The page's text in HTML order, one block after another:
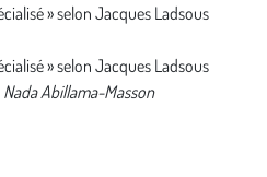
» selon Jacques Ladsous
» selon Jacques Ladsous
Abillama-Masson